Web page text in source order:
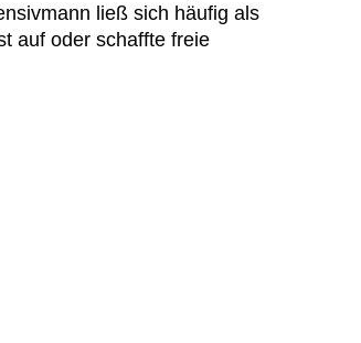
ließ sich häufig als
auf oder schaffte freie